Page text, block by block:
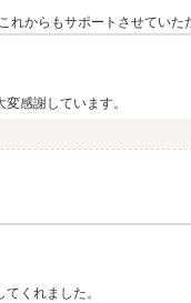
れからもサポートさせていた
感謝しています。
くれました。